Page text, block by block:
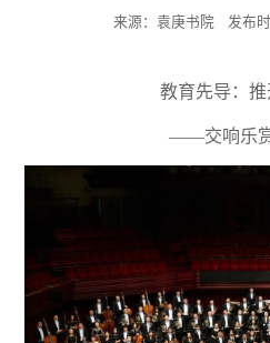
来源：袁庚书院 发布
教育先导：推
——交响乐